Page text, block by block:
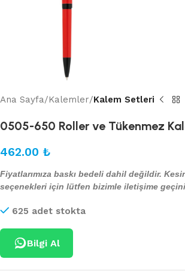
Ana Sayfa Kalemler Kalem Setleri
0505-650 Roller ve Tükenmez
462.00 ₺
Fiyatlarımıza baskı bedeli dahil değildir.
seçenekleri için lütfen bizimle iletişime
625 adet stokta
Bilgi Al